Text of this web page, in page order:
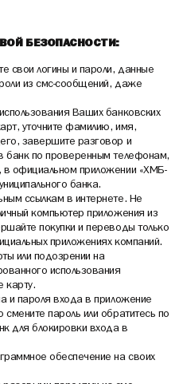
БЕЗОПАСНОСТИ:
свои логины и пароли, данные
из смс-сообщений, даже
Ваших банковских
уточните фамилию, имя,
завершите разговор и
банк по проверенным телефонам,
официальном приложении «ХМБ-
банка.
ссылкам в интернете. Не
компьютер приложения из
покупки и переводы только
приложениях компаний.
или подозрении на
использования
карту.
и пароля входа в приложение
пароль или обратитесь по
для блокировки входа в
обеспечение на своих